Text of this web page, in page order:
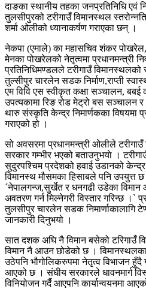
दाङका स्थानीय तहका जनप्रतिनिधि एवं
तुलसीपुरको टरीगाउँ विमानस्थल
शर्मा ओलीको ध्यानाकर्षण गराएका छन् ।
नेकपा (एमाले) का महासचिव शंकर
मेनका पोखरेलको नेतृत्वमा प्रधानमन्त्री
प्रतिनिधिमण्डलले टरीगाउँ विमानस्थलको
तुल्सीपुर चारलेन सडक निर्माण,राप्ती
एम विवि एस स्वीकृत कक्षा सञ्चालन, बबई
उपत्यकामा रिङ रोड मेट्रो बस सञ्चालन र
थारु संस्कृति केन्द्र निमार्णकका विषयमा
गराएको हो ।
सो अवसरमा प्रधानमन्त्री ओलीले टरीगाउँ
सरकार गम्भीर भएको बताउनुभयाे ।
सुदुरपश्चिम प्रदेशको हवाई उडानको
विमानस्थ मौसमका हिसाबले पनि उपयुत्त
´नेपालगन्ज,सुर्खेत र धनगढी उडेका विमान
अवतरण गर्न मिल्नेगरी विस्तार गरिन्छ ।`
तुलसीपुर चारलेन सडक निमार्णाकालागि
जानकारी दिनुभयो ।
सात दशक अघि नै विमान बसेको टरिगाउँ
विमान नै आउन छोडेको छ ।
उठेपनि भौगोलिकरुपमा नेतृत्व विभाजन हुँदै
आएको छ । संघीय सरकारले धावनमार्ग
विनियोजन गर्दै आएपनि कार्यान्वयनमा